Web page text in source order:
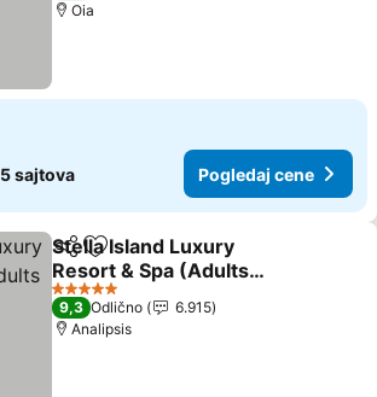
Oia
5 sajtova Pogledaj cene
Deli Dodati u favorite
Stella Island Luxury
Resort & Spa (Adults
Only)
Pogledaj cene
5 Zvezdice
9,3 Odlično
6.915
Analipsis